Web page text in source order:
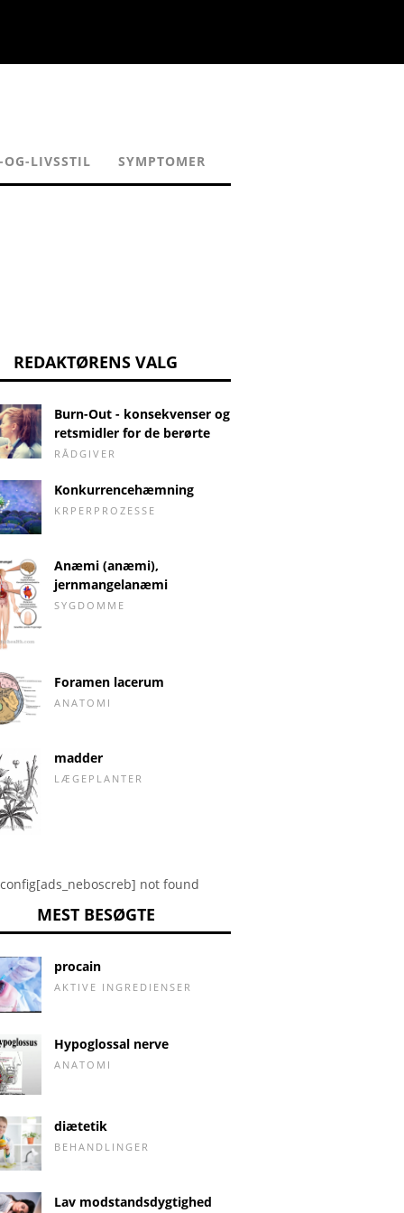
LIVSSTIL SYMPTOMER
REDAKTØRENS VALG
Burn-Out - konsekvenser og
retsmidler for de berørte
RÅDGIVER
Konkurrencehæmning
KRPERPROZESSE
Anæmi (anæmi),
jernmangelanæmi
SYGDOMME
Foramen lacerum
ANATOMI
madder
LÆGEPLANTER
not found
MEST BESØGTE
procain
AKTIVE INGREDIENSER
Hypoglossal nerve
ANATOMI
diætetik
BEHANDLINGER
Lav modstandsdygtighed